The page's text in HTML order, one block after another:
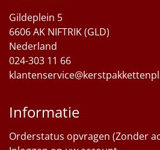
Gildeplein 5
6606 AK NIFTRIK (GLD)
Nederland
024-303 11 66
Informatie
Orderstatus opvragen (Zonder